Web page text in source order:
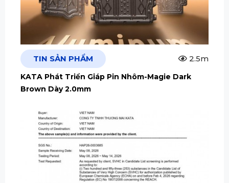
TIN SẢN PHẨM 2.5m
KATA Phát Triển Giáp Pin Nhôm-Magie Dark
Brown Dày 2.0mm